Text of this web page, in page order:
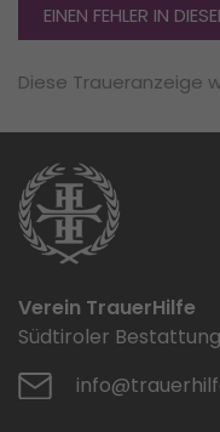
EINEN FEHLER IN
Diese Traueranzeige
Verein TrauerHilfe
Südtiroler